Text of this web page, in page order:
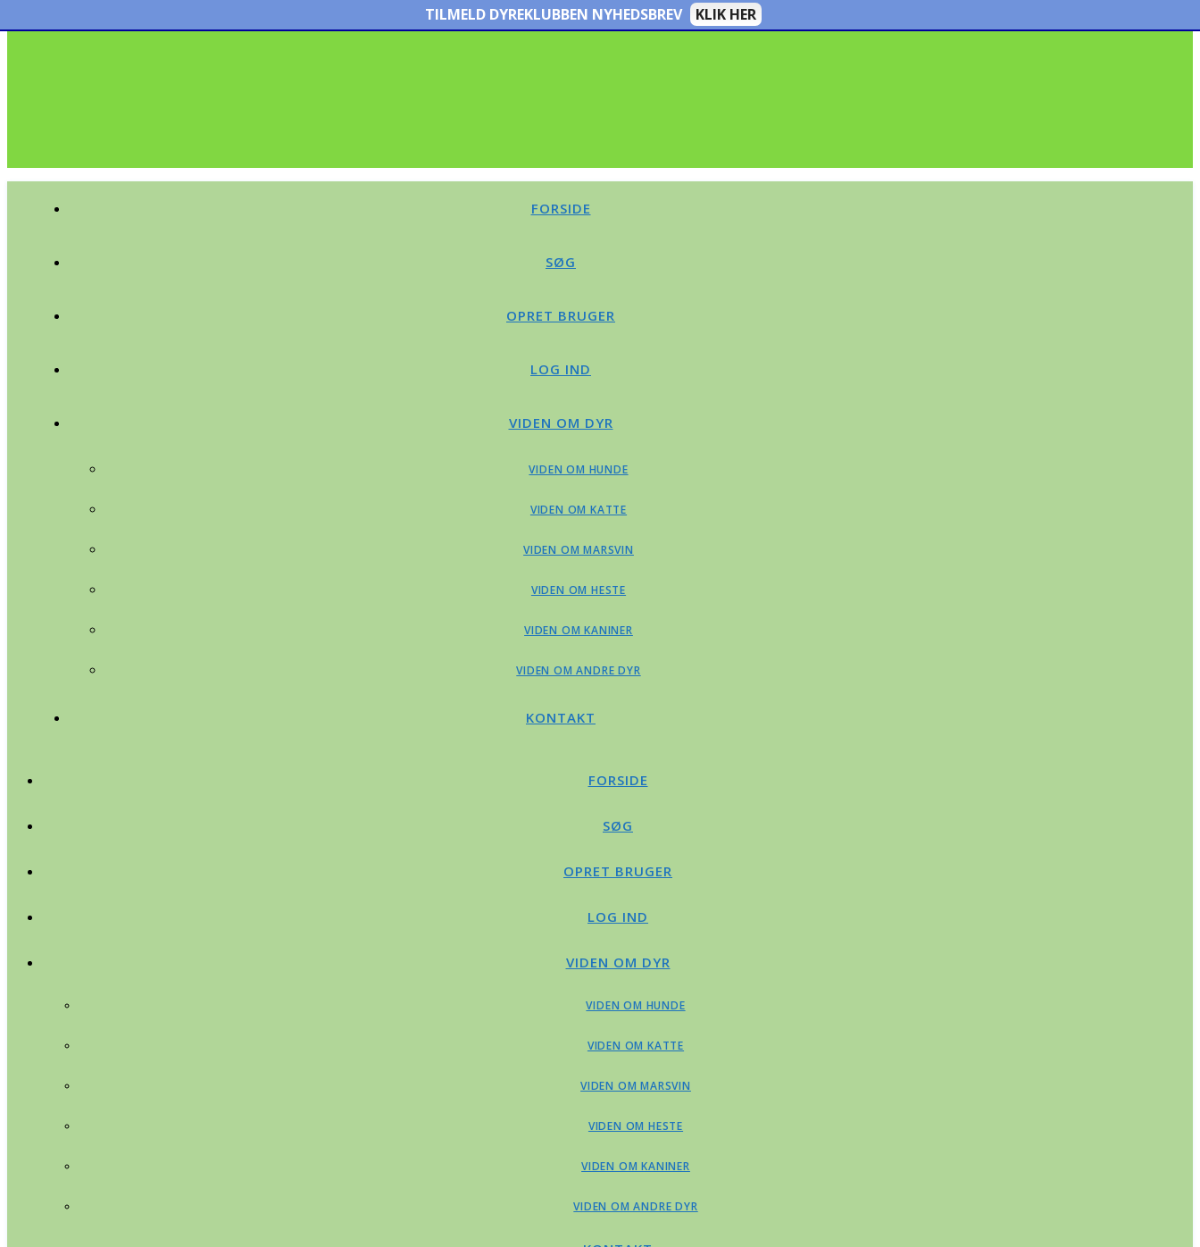
FORSIDE
SØG
OPRET BRUGER
LOG IND
VIDEN OM DYR
VIDEN OM HUNDE
VIDEN OM KATTE
VIDEN OM MARSVIN
VIDEN OM HESTE
VIDEN OM KANINER
VIDEN OM ANDRE DYR
KONTAKT
FORSIDE
SØG
OPRET BRUGER
LOG IND
VIDEN OM DYR
VIDEN OM HUNDE
VIDEN OM KATTE
VIDEN OM MARSVIN
VIDEN OM HESTE
VIDEN OM KANINER
VIDEN OM ANDRE DYR
TILMELD DYREKLUBBEN NYHEDSBREV KLIK HER